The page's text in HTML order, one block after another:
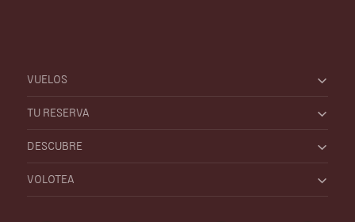
VUELOS
TU RESERVA
DESCUBRE
VOLOTEA